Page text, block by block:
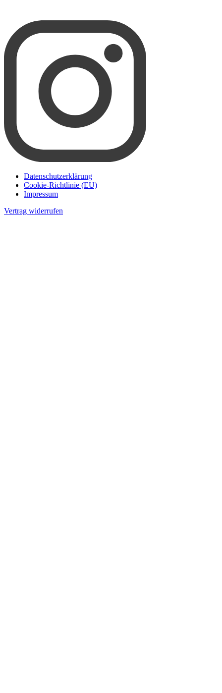
Datenschutzerklärung
Cookie-Richtlinie (EU)
Impressum
Vertrag widerrufen